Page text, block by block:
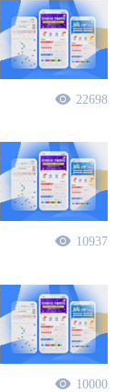
22698
10937
10000